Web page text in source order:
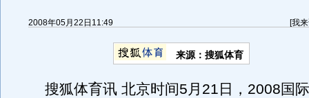
2008年05月22日11:49 [我
来源：搜狐体育
搜狐体育讯 北京时间5月21日，2008国